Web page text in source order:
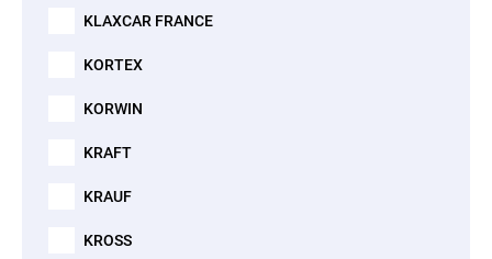
KLAXCAR FRANCE
KORTEX
KORWIN
KRAFT
KRAUF
KROSS